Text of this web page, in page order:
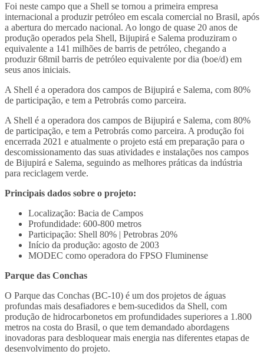
Foi neste campo que a Shell se tornou a primeira empresa
internacional a produzir petróleo em escala comercial no Brasil, após
a abertura do mercado nacional. Ao longo de quase 20 anos de
produção operados pela Shell, Bijupirá e Salema produziram o
equivalente a 141 milhões de barris de petróleo, chegando a
produzir 68mil barris de petróleo equivalente por dia (boe/d) em
seus anos iniciais.
A Shell é a operadora dos campos de Bijupirá e Salema, com 80%
de participação, e tem a Petrobrás como parceira.
A Shell é a operadora dos campos de Bijupirá e Salema, com 80%
de participação, e tem a Petrobrás como parceira. A produção foi
encerrada 2021 e atualmente o projeto está em preparação para o
descomissionamento das suas atividades e instalações nos campos
de Bijupirá e Salema, seguindo as melhores práticas da indústria
para reciclagem verde.
Principais dados sobre o projeto:
Localização: Bacia de Campos
Profundidade: 600-800 metros
Participação: Shell 80% | Petrobras 20%
Início da produção: agosto de 2003
MODEC como operadora do FPSO Fluminense
Parque das Conchas
O Parque das Conchas (BC-10) é um dos projetos de águas
profundas mais desafiadores e bem-sucedidos da Shell, com
produção de hidrocarbonetos em profundidades superiores a 1.800
metros na costa do Brasil, o que tem demandado abordagens
inovadoras para desbloquear mais energia nas diferentes etapas de
desenvolvimento do projeto.